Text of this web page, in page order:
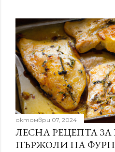
октомври 07, 2024
ЛЕСНА РЕЦЕПТА
ПЪРЖОЛИ НА